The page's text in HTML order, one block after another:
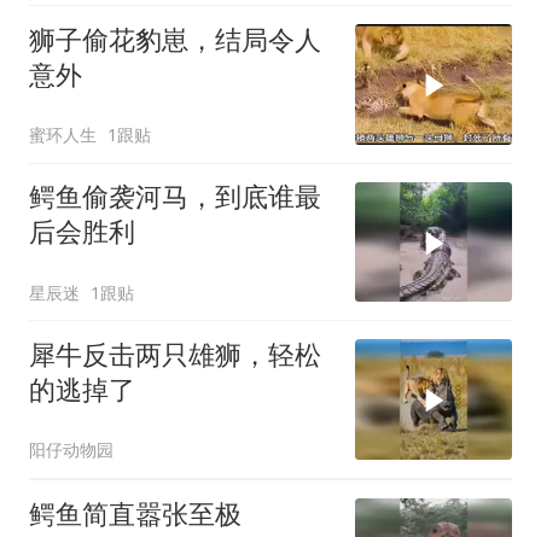
狮子偷花豹崽，结局令人
意外
蜜环人生 1跟贴
鳄鱼偷袭河马，到底谁最
后会胜利
星辰迷 1跟贴
犀牛反击两只雄狮，轻松
的逃掉了
阳仔动物园
鳄鱼简直嚣张至极